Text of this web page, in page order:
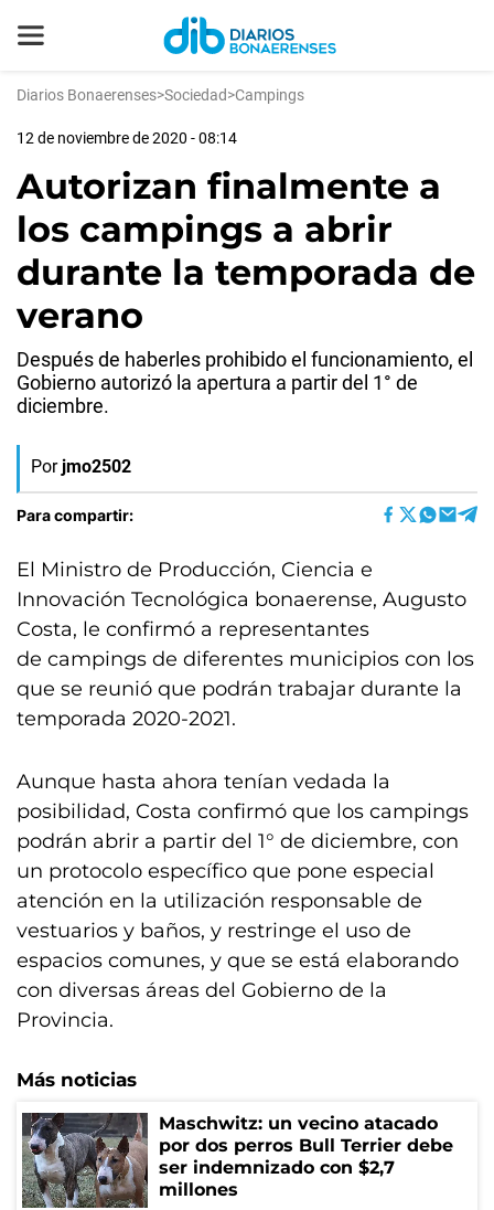
Diarios Bonaerenses>Sociedad>Campings
12 de noviembre de 2020 - 08:14
Autorizan finalmente a
los campings a abrir
durante la temporada de
verano
Después de haberles prohibido el funcionamiento, el
Gobierno autorizó la apertura a partir del 1° de
diciembre.
Por jmo2502
Para compartir:
El Ministro de Producción, Ciencia e
Innovación Tecnológica bonaerense, Augusto
Costa, le confirmó a representantes
de campings de diferentes municipios con los
que se reunió que podrán trabajar durante la
temporada 2020-2021.
Aunque hasta ahora tenían vedada la
posibilidad, Costa confirmó que los campings
podrán abrir a partir del 1° de diciembre, con
un protocolo específico que pone especial
atención en la utilización responsable de
vestuarios y baños, y restringe el uso de
espacios comunes, y que se está elaborando
con diversas áreas del Gobierno de la
Provincia.
Más noticias
Maschwitz: un vecino atacado
por dos perros Bull Terrier debe
ser indemnizado con $2,7
millones